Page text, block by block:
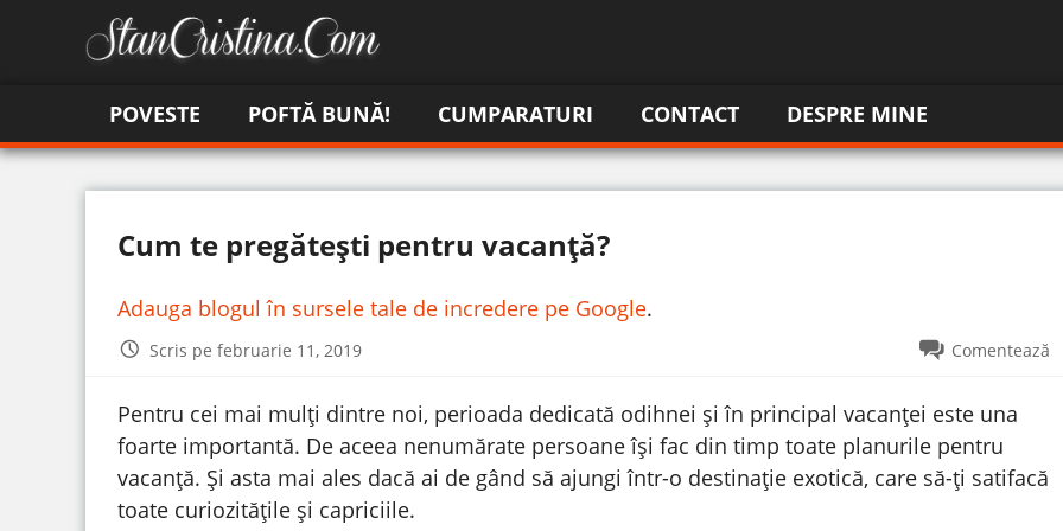
POVESTE POFTĂ BUNĂ! CUMPARATURI CONTACT DESPRE MINE
Cum te pregătești pentru vacanță?
Adauga blogul în sursele tale de incredere pe Google.
Scris pe februarie 11, 2019 Comentează
Pentru cei mai mulți dintre noi, perioada dedicată odihnei și în principal vacanței este una
foarte importantă. De aceea nenumărate persoane își fac din timp toate planurile pentru
vacanță. Și asta mai ales dacă ai de gând să ajungi într-o destinație exotică, care să-ți satifacă
toate curiozitățile și capriciile.